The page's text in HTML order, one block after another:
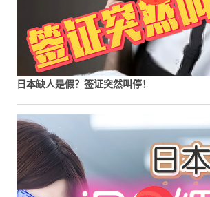
日本缺人是假？签证突然叫停！